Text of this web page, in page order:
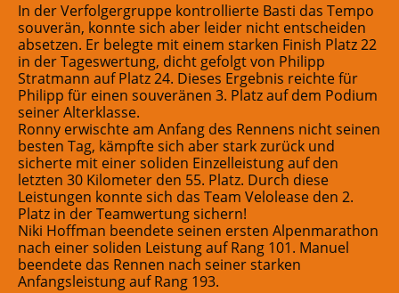
In der Verfolgergruppe kontrollierte Basti das Tempo
souverän, konnte sich aber leider nicht entscheiden
absetzen. Er belegte mit einem starken Finish Platz 22
in der Tageswertung, dicht gefolgt von Philipp
Stratmann auf Platz 24. Dieses Ergebnis reichte für
Philipp für einen souveränen 3. Platz auf dem Podium
seiner Alterklasse.
Ronny erwischte am Anfang des Rennens nicht seinen
besten Tag, kämpfte sich aber stark zurück und
sicherte mit einer soliden Einzelleistung auf den
letzten 30 Kilometer den 55. Platz. Durch diese
Leistungen konnte sich das Team Velolease den 2.
Platz in der Teamwertung sichern!
Niki Hoffman beendete seinen ersten Alpenmarathon
nach einer soliden Leistung auf Rang 101. Manuel
beendete das Rennen nach seiner starken
Anfangsleistung auf Rang 193.